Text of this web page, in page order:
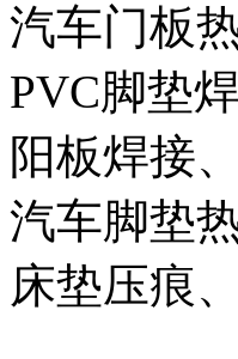
汽车门板
PVC脚垫
阳板焊接
汽车脚垫
床垫压痕